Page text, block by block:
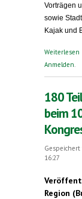
Vorträgen
sowie
Kajak und
Weiterlesen
Anmelden
180
beim
Gespeichert
16:27
Region